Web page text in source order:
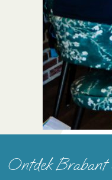
Ontdek Brabant